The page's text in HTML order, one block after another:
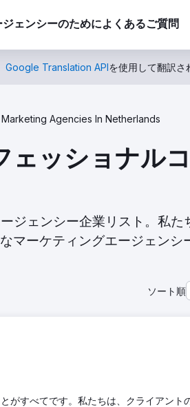
ジェンシーのためによくあるご質問
Google Translation APIを使用して翻訳さ
Agencies In Netherlands
ッショナル
ジェンシー企業リスト。私た
マーケティングエージェンシ
ソート順
がすべてです。私たちは、クライアント